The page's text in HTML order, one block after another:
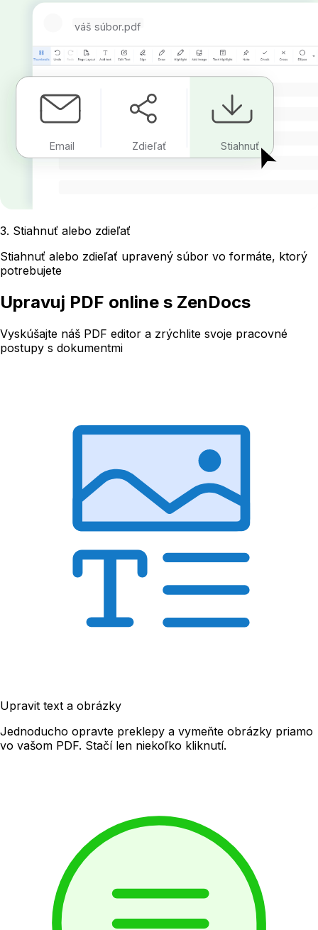
váš súbor.pdf
Email Zdieľať Stiahnuť
3. Stiahnuť alebo zdieľať
Stiahnuť alebo zdieľať upravený súbor vo formáte, ktorý
potrebujete
Upravuj PDF online s ZenDocs
Vyskúšajte náš PDF editor a zrýchlite svoje pracovné
postupy s dokumentmi
Upravit text a obrázky
Jednoducho opravte preklepy a vymeňte obrázky priamo
vo vašom PDF. Stačí len niekoľko kliknutí.